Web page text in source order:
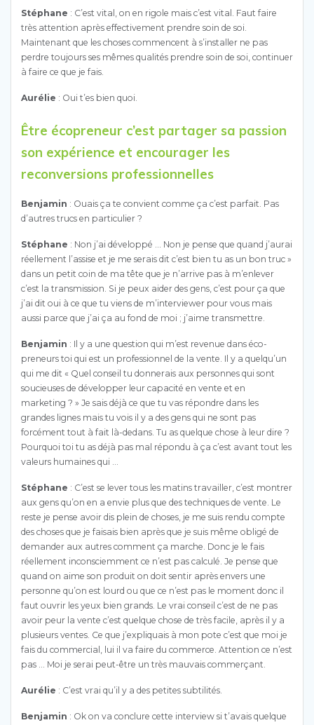
Stéphane : C’est vital, on en rigole mais c’est vital. Faut faire
très attention après effectivement prendre soin de soi.
Maintenant que les choses commencent à s’installer ne pas
perdre toujours ses mêmes qualités prendre soin de soi, continuer
à faire ce que je fais.
Aurélie : Oui t’es bien quoi.
Être écopreneur c’est partager sa passion
son expérience et encourager les
reconversions professionnelles
Benjamin : Ouais ça te convient comme ça c’est parfait. Pas
d’autres trucs en particulier ?
Stéphane : Non j’ai développé … Non je pense que quand j’aurai
réellement l’assise et je me serais dit c’est bien tu as un bon truc »
dans un petit coin de ma tête que je n’arrive pas à m’enlever
c’est la transmission. Si je peux aider des gens, c’est pour ça que
j’ai dit oui à ce que tu viens de m’interviewer pour vous mais
aussi parce que j’ai ça au fond de moi ; j’aime transmettre.
Benjamin : Il y a une question qui m’est revenue dans éco-
preneurs toi qui est un professionnel de la vente. Il y a quelqu’un
qui me dit « Quel conseil tu donnerais aux personnes qui sont
soucieuses de développer leur capacité en vente et en
marketing ? » Je sais déjà ce que tu vas répondre dans les
grandes lignes mais tu vois il y a des gens qui ne sont pas
forcément tout à fait là-dedans. Tu as quelque chose à leur dire ?
Pourquoi toi tu as déjà pas mal répondu à ça c’est avant tout les
valeurs humaines qui …
Stéphane : C’est se lever tous les matins travailler, c’est montrer
aux gens qu’on en a envie plus que des techniques de vente. Le
reste je pense avoir dis plein de choses, je me suis rendu compte
des choses que je faisais bien après que je suis même obligé de
demander aux autres comment ça marche. Donc je le fais
réellement inconsciemment ce n’est pas calculé. Je pense que
quand on aime son produit on doit sentir après envers une
personne qu’on est lourd ou que ce n’est pas le moment donc il
faut ouvrir les yeux bien grands. Le vrai conseil c’est de ne pas
avoir peur la vente c’est quelque chose de très facile, après il y a
plusieurs ventes. Ce que j’expliquais à mon pote c’est que moi je
fais du commercial, lui il va faire du commerce. Attention ce n’est
pas … Moi je serai peut-être un très mauvais commerçant.
Aurélie : C’est vrai qu’il y a des petites subtilités.
Benjamin : Ok on va conclure cette interview si t’avais quelque